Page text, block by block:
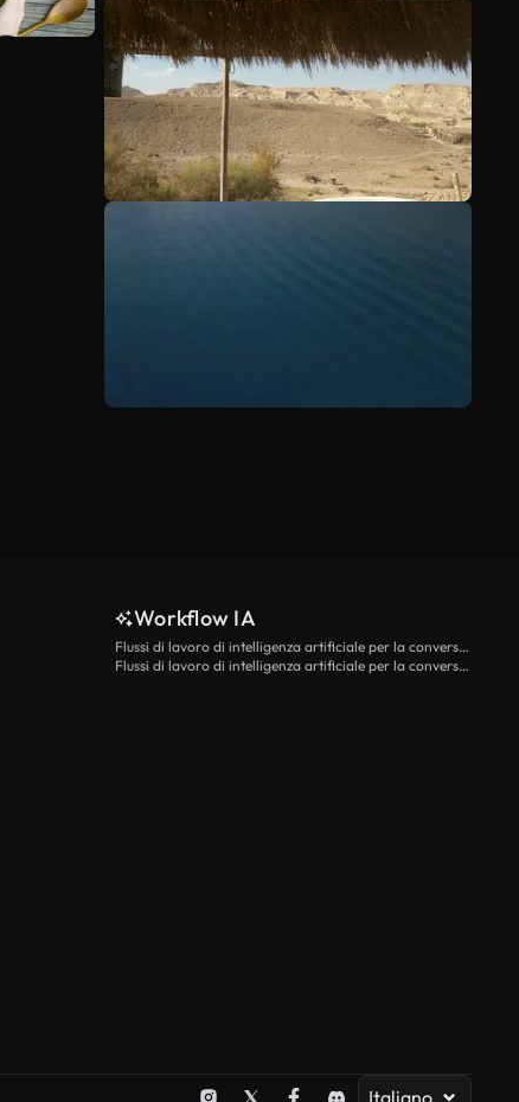
Workflow IA
Flussi di lavoro di intelligenza artificiale per la conversione da testo a video
Flussi di lavoro di intelligenza artificiale per la conversione di immagini in video
Italiano